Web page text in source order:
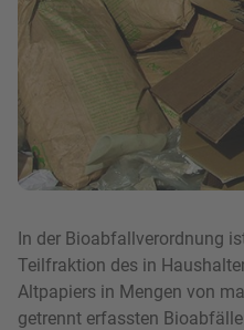
In der Bioabfallverordnung
Teilfraktion des in
Altpapiers in Mengen von
getrennt erfassten